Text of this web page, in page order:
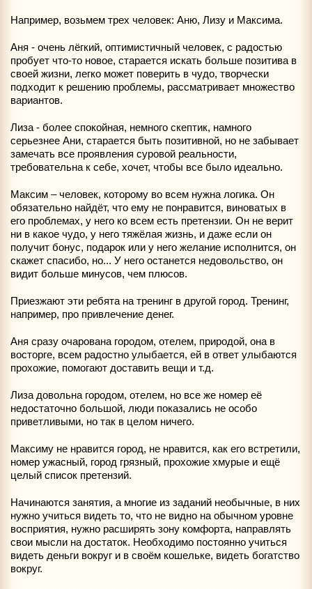
Например, возьмем трех человек: Аню, Лизу и Максима.
Аня - очень лёгкий, оптимистичный человек, с радостью
пробует что-то новое, старается искать больше позитива в
своей жизни, легко может поверить в чудо, творчески
подходит к решению проблемы, рассматривает множество
вариантов.
Лиза - более спокойная, немного скептик, намного
серьезнее Ани, старается быть позитивной, но не забывает
замечать все проявления суровой реальности,
требовательна к себе, хочет, чтобы все было идеально.
Максим – человек, которому во всем нужна логика. Он
обязательно найдёт, что ему не понравится, виноватых в
его проблемах, у него ко всем есть претензии. Он не верит
ни в какое чудо, у него тяжёлая жизнь, и даже если он
получит бонус, подарок или у него желание исполнится, он
скажет спасибо, но... У него останется недовольство, он
видит больше минусов, чем плюсов.
Приезжают эти ребята на тренинг в другой город. Тренинг,
например, про привлечение денег.
Аня сразу очарована городом, отелем, природой, она в
восторге, всем радостно улыбается, ей в ответ улыбаются
прохожие, помогают доставить вещи и т.д.
Лиза довольна городом, отелем, но все же номер её
недостаточно большой, люди показались не особо
приветливыми, но так в целом ничего.
Максиму не нравится город, не нравится, как его встретили,
номер ужасный, город грязный, прохожие хмурые и ещё
целый список претензий.
Начинаются занятия, а многие из заданий необычные, в них
нужно учиться видеть то, что не видно на обычном уровне
восприятия, нужно расширять зону комфорта, направлять
свои мысли на достаток. Необходимо постоянно учиться
видеть деньги вокруг и в своём кошельке, видеть богатство
вокруг.